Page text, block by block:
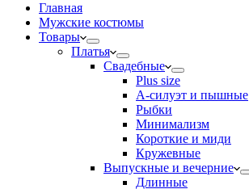
Главная
Мужские костюмы
Товары
Платья
Свадебные
Plus size
А-силуэт и пышные
Рыбки
Минимализм
Короткие и миди
Кружевные
Выпускные и вечерние
Длинные